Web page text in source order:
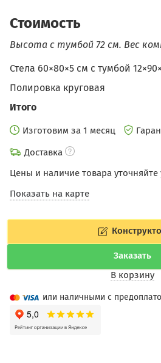
Стоимость
Высота с тумбой 72 см. Вес
Стела 60×80×5 см c тумбой
Полировка круговая
Итого
Изготовим за 1 месяц
Доставка
Цены и наличие товара
Показать на карте
Заказать
В корзину
или наличными с